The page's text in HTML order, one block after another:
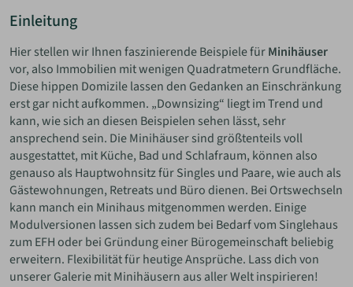
Einleitung
Hier stellen wir Ihnen faszinierende Beispiele fürMinihäuser
vor, also Immobilien mit wenigen Quadratmetern Grundfläche.
Diese hippen Domizile lassen den Gedanken an Einschränkung
erst gar nicht aufkommen. „Downsizing“ liegt im Trend und
kann, wie sich an diesen Beispielen sehen lässt, sehr
ansprechend sein. Die Minihäuser sind größtenteils voll
ausgestattet, mit Küche, Bad und Schlafraum, können also
genauso als Hauptwohnsitz für Singles und Paare, wie auch als
Gästewohnungen, Retreats und Büro dienen. Bei Ortswechseln
kann manch ein Minihaus mitgenommen werden. Einige
Modulversionen lassen sich zudem bei Bedarf vom Singlehaus
zum EFH oder bei Gründung einer Bürogemeinschaft beliebig
erweitern. Flexibilität für heutige Ansprüche. Lass dich von
unserer Galerie mit Minihäusern aus aller Welt inspirieren!